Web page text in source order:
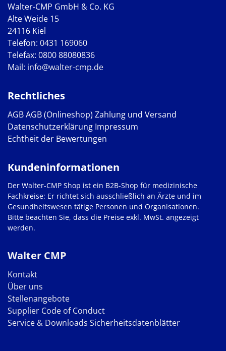
Walter-CMP GmbH & Co. KG
Alte Weide 15
24116 Kiel
Telefon: 0431 169060
Telefax: 0800 88080836
Mail: info@walter-cmp.de
Rechtliches
AGBAGB (Onlineshop) Zahlung und Versand
Datenschutzerklärung Impressum
Echtheit der Bewertungen
Walter CMP
Kontakt
Über uns
Stellenangebote
Supplier Code of Conduct
Service & Downloads Sicherheitsdatenblätter
Kundeninformationen
Der Walter-CMP Shop ist ein B2B-Shop für medizinische
Fachkreise: Er richtet sich ausschließlich an Ärzte und im
Gesundheitswesen tätige Personen und Organisationen.
Bitte beachten Sie, dass die Preise exkl. MwSt. angezeigt
werden.